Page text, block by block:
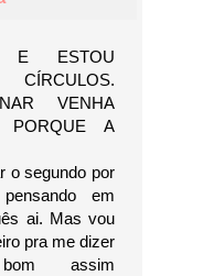
ESTOU
CÍRCULOS.
VENHA
PORQUE A
o segundo por
em
ai. Mas vou
pra me dizer
assim